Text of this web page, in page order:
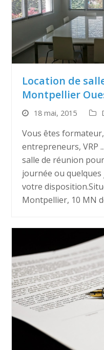
Location de
Montpellier
18 mai, 2015
Vous êtes
entrepreneurs, VRP
salle de réunion
journée ou
votre
Montpellier, 10 MN